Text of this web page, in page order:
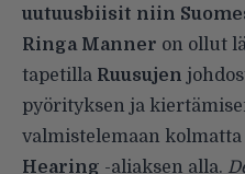
uutuusbiisit niin
Ringa Manner on ollut
tapetilla Ruusujen
pyörityksen ja
valmistelemaan
Hearing -aliaksen alla.